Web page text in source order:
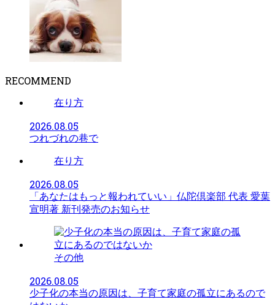
RECOMMEND
在り方
2026.08.05
つれづれの巷で
在り方
2026.08.05
「あなたはもっと報われていい」仏陀倶楽部 代表 愛葉
宣明著 新刊発売のお知らせ
その他
2026.08.05
少子化の本当の原因は、子育て家庭の孤立にあるので